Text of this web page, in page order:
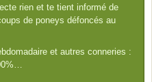
rien et te tient informé de
de poneys défoncés au
et autres conneries :